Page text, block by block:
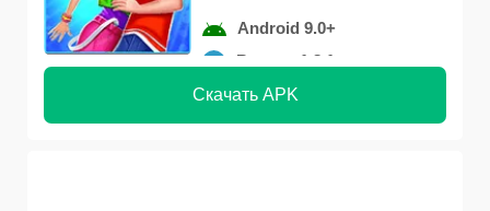
Android 9.0+
Версия 1.8.1
Скачать APK